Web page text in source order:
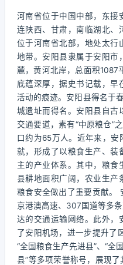
河南省位于中国中部，东接
连陕西、甘肃，南临湖北、
位于河南省北部，地处太行
地带。安阳县隶属于安阳市
麓，黄河北岸，总面积1087
底蕴深厚，据史书记载，早
活动的痕迹。安阳县得名于
城遗址而得名。安阳县自古
交通要道，素有“中原粮仓”
口约为65万人。近年来，安
就，形成了以粮食生产、装
主的产业体系。其中，粮食
县耕地面积广阔，农业生产
粮食安全做出了重要贡献。
京港澳高速、307国道等多
达的交通运输网络。此外，
了安阳机场，进一步提升了
“全国粮食生产先进县”、“全
县”等多项荣誉称号，展现